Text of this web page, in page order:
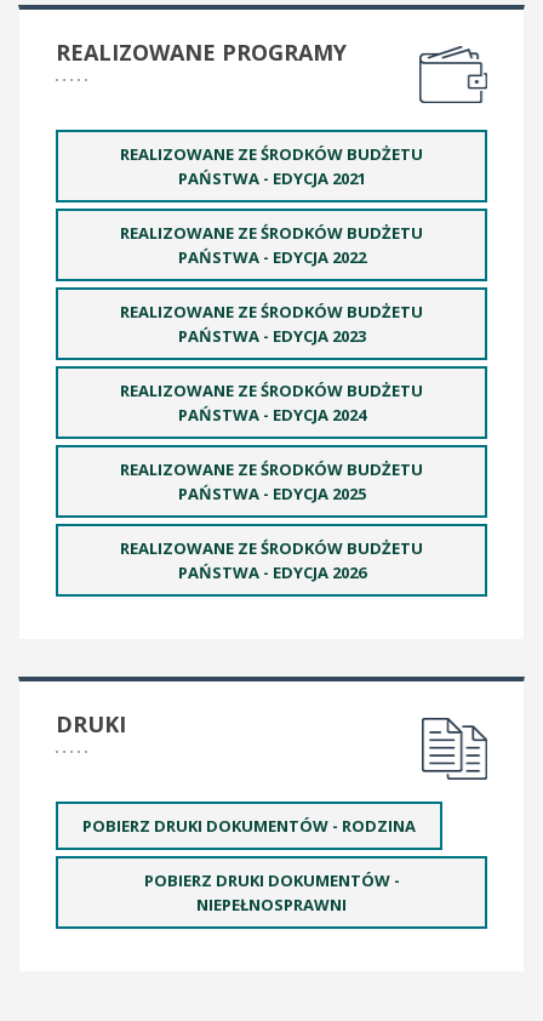
REALIZOWANE PROGRAMY
REALIZOWANE ZE ŚRODKÓW BUDŻETU
PAŃSTWA - EDYCJA 2021
REALIZOWANE ZE ŚRODKÓW BUDŻETU
PAŃSTWA - EDYCJA 2022
REALIZOWANE ZE ŚRODKÓW BUDŻETU
PAŃSTWA - EDYCJA 2023
REALIZOWANE ZE ŚRODKÓW BUDŻETU
PAŃSTWA - EDYCJA 2024
REALIZOWANE ZE ŚRODKÓW BUDŻETU
PAŃSTWA - EDYCJA 2025
REALIZOWANE ZE ŚRODKÓW BUDŻETU
PAŃSTWA - EDYCJA 2026
DRUKI
POBIERZ DRUKI DOKUMENTÓW - RODZINA
POBIERZ DRUKI DOKUMENTÓW -
NIEPEŁNOSPRAWNI